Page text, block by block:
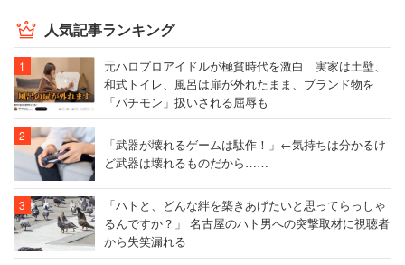
人気記事ランキング
元ハロプロアイドルが極貧時代を激白 実家は土壁、
和式トイレ、風呂は扉が外れたまま、ブランド物を
「パチモン」扱いされる屈辱も
「武器が壊れるゲームは駄作！」←気持ちは分かるけ
ど武器は壊れるものだから……
「ハトと、どんな絆を築きあげたいと思ってらっしゃ
るんですか？」 名古屋のハト男への突撃取材に視聴者
から失笑漏れる